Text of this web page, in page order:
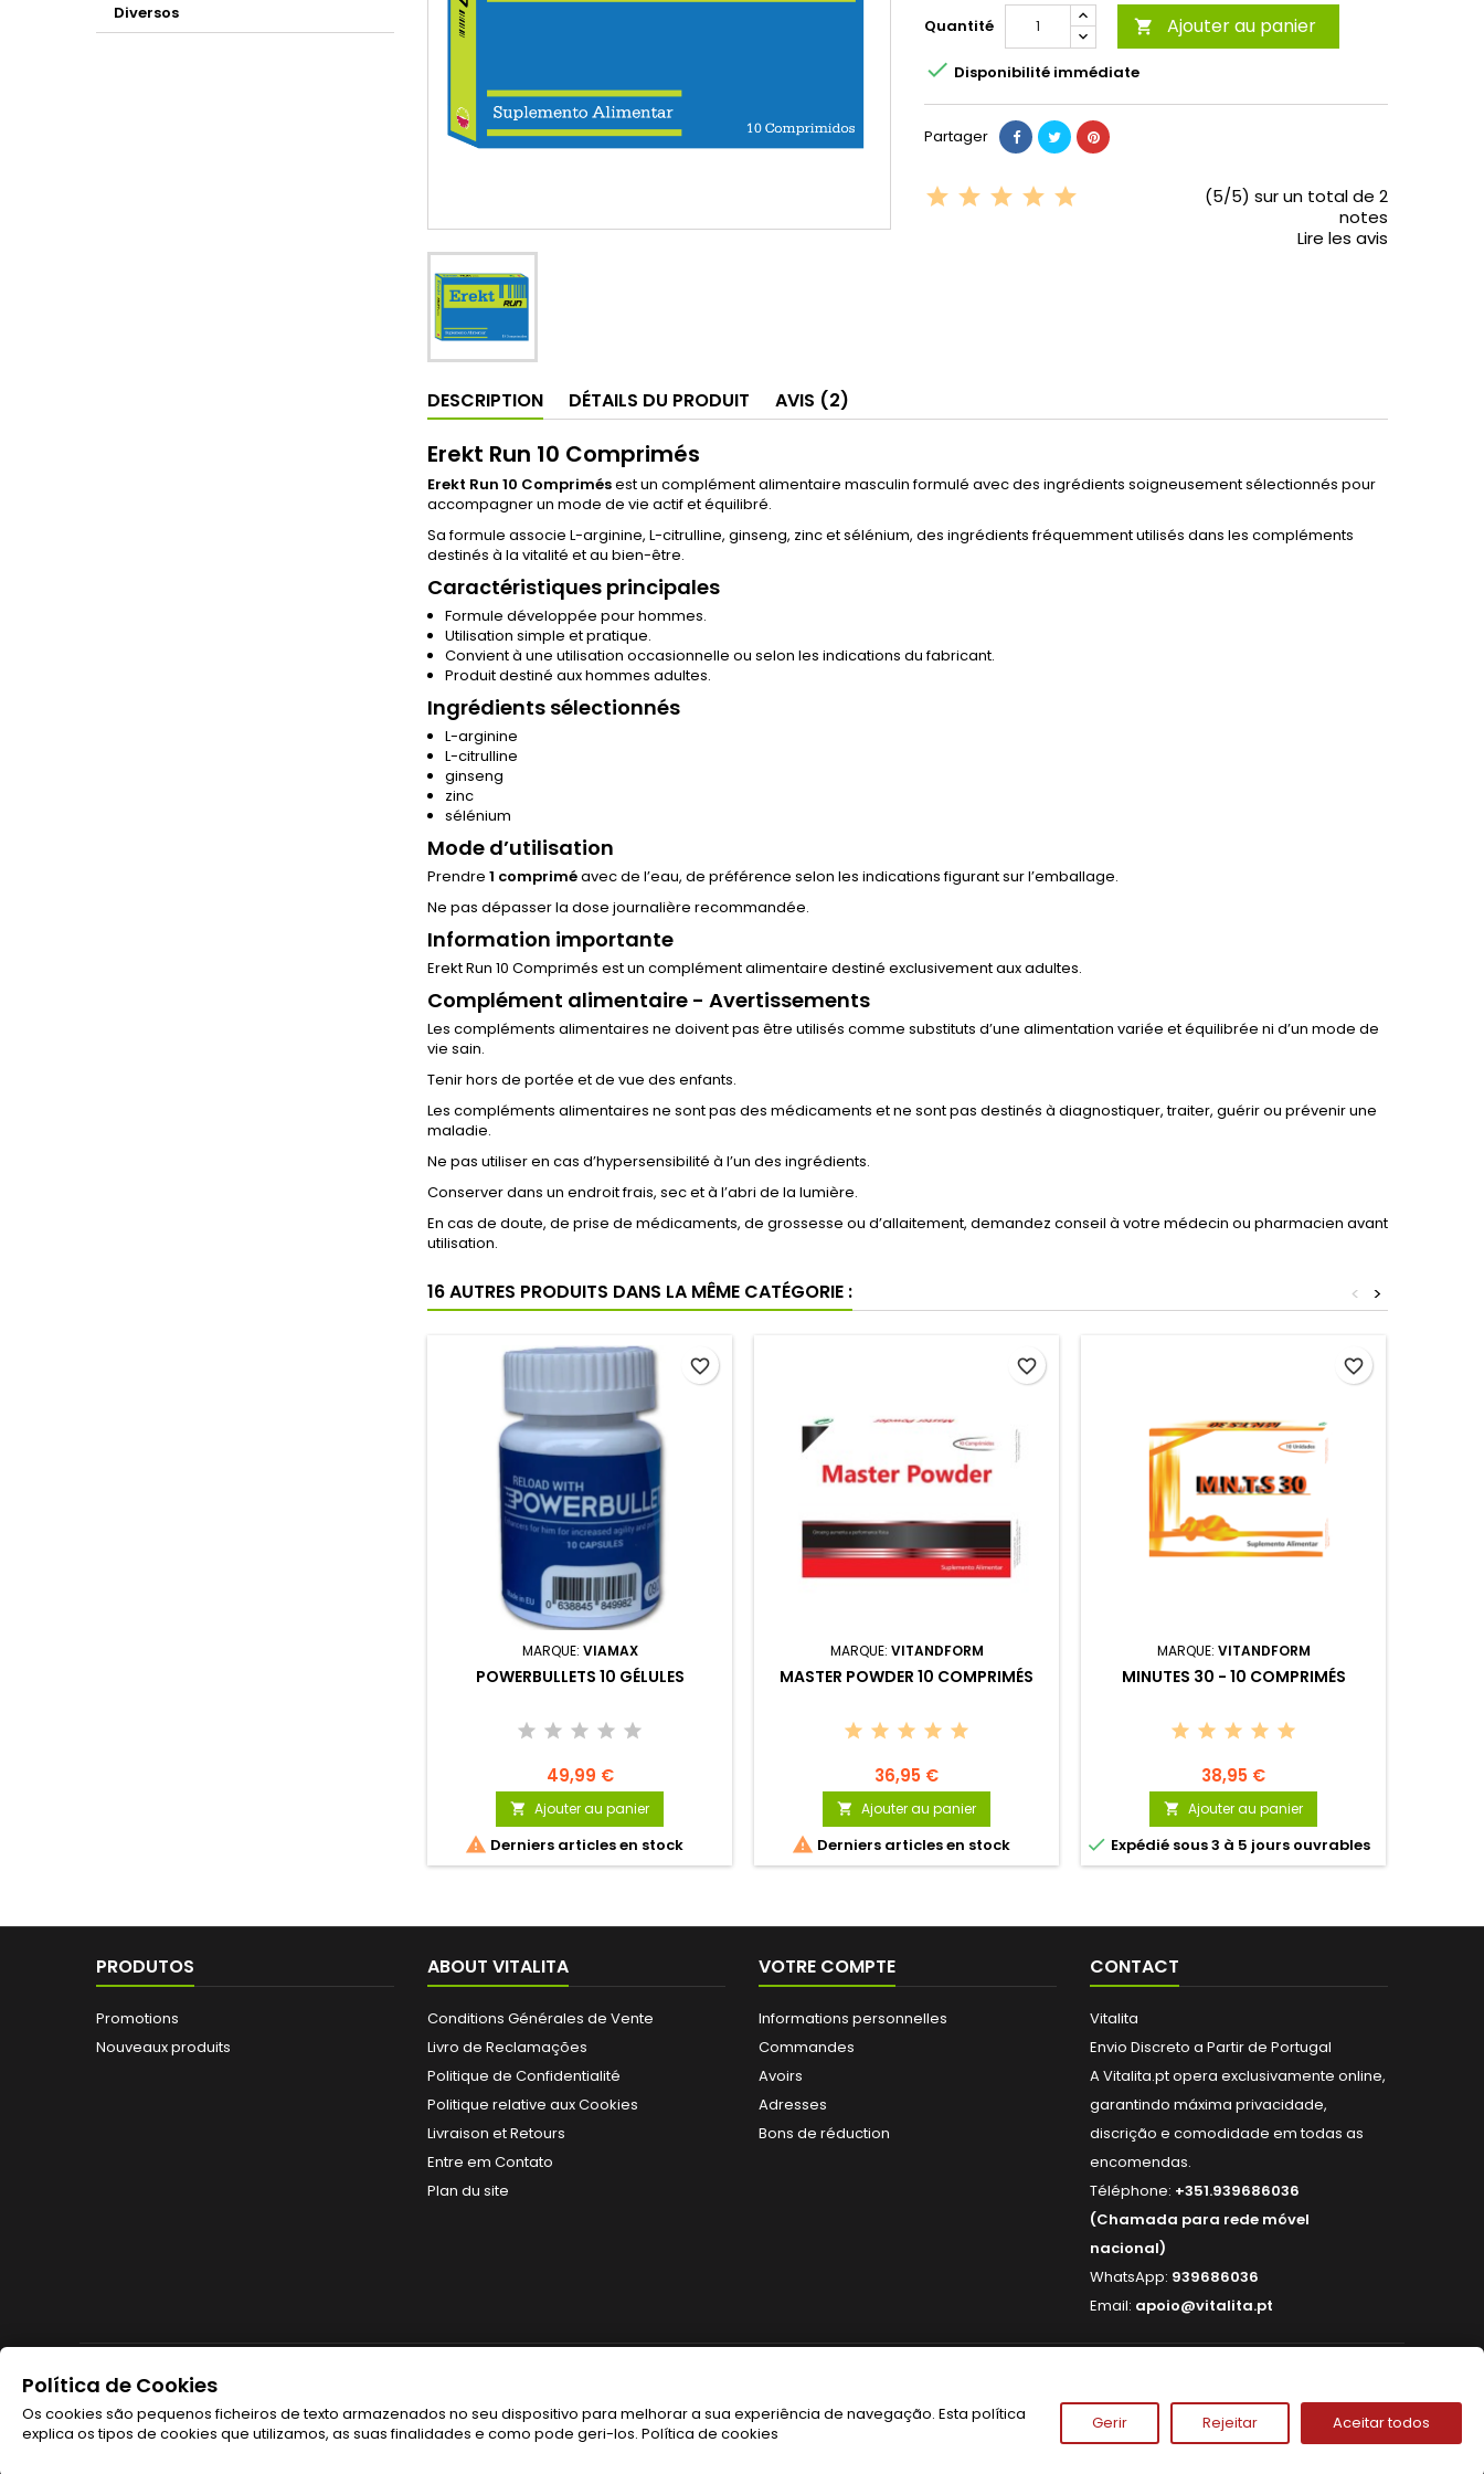
Diversos
Quantité  Ajouter au panier
 Disponibilité immédiate
Partager
(5/5) sur un total de 2
notes
Lire les avis
DESCRIPTION DÉTAILS DU PRODUIT AVIS (2)
Erekt Run 10 Comprimés
Erekt Run 10 Comprimésest un complément alimentaire masculin formulé avec des ingrédients soigneusement sélectionnés pour
accompagner un mode de vie actif et équilibré.
Sa formule associe L-arginine, L-citrulline, ginseng, zinc et sélénium, des ingrédients fréquemment utilisés dans les compléments
destinés à la vitalité et au bien-être.
Caractéristiques principales
Formule développée pour hommes.
Utilisation simple et pratique.
Convient à une utilisation occasionnelle ou selon les indications du fabricant.
Produit destiné aux hommes adultes.
Ingrédients sélectionnés
L-arginine
L-citrulline
ginseng
zinc
sélénium
Mode d’utilisation
Prendre 1 compriméavec de l’eau, de préférence selon les indications figurant sur l’emballage.
Ne pas dépasser la dose journalière recommandée.
Information importante
Erekt Run 10 Comprimés est un complément alimentaire destiné exclusivement aux adultes.
Complément alimentaire - Avertissements
Les compléments alimentaires ne doivent pas être utilisés comme substituts d’une alimentation variée et équilibrée ni d’un mode de
vie sain.
Tenir hors de portée et de vue des enfants.
Les compléments alimentaires ne sont pas des médicaments et ne sont pas destinés à diagnostiquer, traiter, guérir ou prévenir une
maladie.
Ne pas utiliser en cas d’hypersensibilité à l’un des ingrédients.
Conserver dans un endroit frais, sec et à l’abri de la lumière.
En cas de doute, de prise de médicaments, de grossesse ou d’allaitement, demandez conseil à votre médecin ou pharmacien avant
utilisation.
16 AUTRES PRODUITS DANS LA MÊME CATÉGORIE : >
<
MARQUE: VIAMAX
POWERBULLETS 10 GÉLULES
49,99 €
 Ajouter au panier
 Derniers articles en stock
favorite_border
MARQUE: VITANDFORM
MASTER POWDER 10 COMPRIMÉS
36,95 €
 Ajouter au panier
 Derniers articles en stock
favorite_border
MARQUE: VITANDFORM
MINUTES 30 - 10 COMPRIMÉS
38,95 €
 Ajouter au panier
 Expédié sous 3 à 5 jours ouvrables
favorite_border
PRODUTOS
Promotions
Nouveaux produits
ABOUT VITALITA
Conditions Générales de Vente
Livro de Reclamações
Politique de Confidentialité
Politique relative aux Cookies
Livraison et Retours
Entre em Contato
Plan du site
VOTRE COMPTE
Informations personnelles
Commandes
Avoirs
Adresses
Bons de réduction
CONTACT
Vitalita
Envio Discreto a Partir de Portugal
A Vitalita.pt opera exclusivamente online,
garantindo máxima privacidade,
discrição e comodidade em todas as
encomendas.
Téléphone: +351.939686036
(Chamada para rede móvel
nacional)
WhatsApp: 939686036
Email: apoio@vitalita.pt
LETTRE D'INFORMATIONS
Política de Cookies
Os cookies são pequenos ficheiros de texto armazenados no seu dispositivo para melhorar a sua experiência de navegação. Esta política
explica os tipos de cookies que utilizamos, as suas finalidades e como pode geri-los. Política de cookies
Gerir Rejeitar Aceitar todos